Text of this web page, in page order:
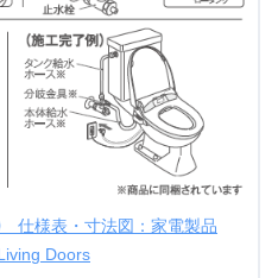
様表・寸法図：家電製品
Doors